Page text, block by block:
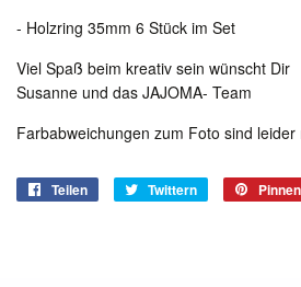
- Holzring 35mm 6 Stück im Set
Viel Spaß beim kreativ sein wünscht Dir
Susanne und das JAJOMA- Team
Farbabweichungen zum Foto sind leider
Teilen Twittern Pinnen